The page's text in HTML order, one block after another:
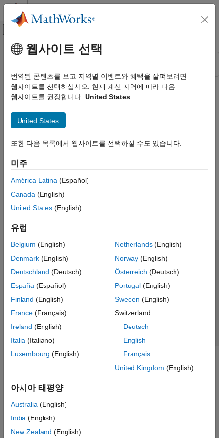
콘텐츠로 바로 가기
오프캔버스 탐색 메뉴 토글
리소스
상태
주요 콘텐츠
웹사이트 선택
번역된 콘텐츠를 보고 지역별 이벤트와 혜택을 살펴보려면
웹사이트를 선택하십시오. 현재 계신 지역에 따라 다음
웹사이트를 권장합니다: United States
United States
또한 다음 목록에서 웹사이트를 선택하실 수도 있습니다.
미주
América Latina (Español)
Canada (English)
United States (English)
유럽
Belgium (English)
Denmark (English)
Deutschland (Deutsch)
España (Español)
Finland (English)
France (Français)
Ireland (English)
Italia (Italiano)
Luxembourg (English)
Netherlands(English)
Norway(English)
Österreich (Deutsch)
Portugal(English)
Sweden (English)
Switzerland
Deutsch
English
Français
United Kingdom (English)
아시아 태평양
Australia (English)
India (English)
New Zealand (English)
신뢰 센터 등록 상표 개인정보 취급방침
불법 복제 방지
애플리케이션 상태
© 1994-2026 The MathWorks, Inc.